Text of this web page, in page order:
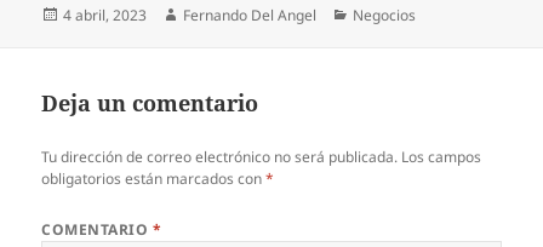
Publicado
4 abril, 2023 Autor
Fernando Del Angel Categorías
Negocios
Deja un comentario
Tu dirección de correo electrónico no será publicada. Los campos
obligatorios están marcados con*
COMENTARIO *